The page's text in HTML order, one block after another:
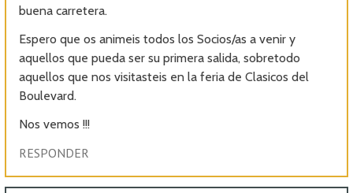
buena carretera.
Espero que os animeis todos los Socios/as a venir y
aquellos que pueda ser su primera salida, sobretodo
aquellos que nos visitasteis en la feria de Clasicos del
Boulevard.
Nos vemos !!!
RESPONDER